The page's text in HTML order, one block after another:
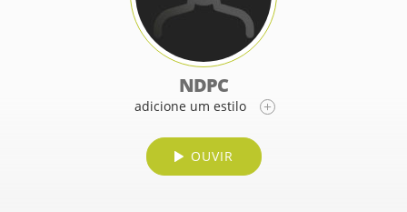
NDPC
adicione um estilo
OUVIR